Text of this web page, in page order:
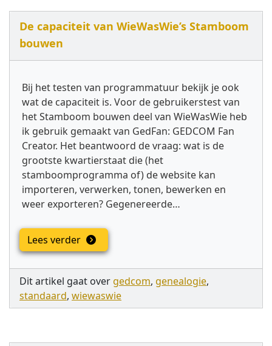
De capaciteit van WieWasWie’s Stamboom
bouwen
Bij het testen van programmatuur bekijk je ook
wat de capaciteit is. Voor de gebruikerstest van
het Stamboom bouwen deel van WieWasWie heb
ik gebruik gemaakt van GedFan: GEDCOM Fan
Creator. Het beantwoord de vraag: wat is de
grootste kwartierstaat die (het
stamboomprogramma of) de website kan
importeren, verwerken, tonen, bewerken en
weer exporteren? Gegenereerde…
Lees verder
Dit artikel gaat over gedcom, genealogie,
standaard, wiewaswie